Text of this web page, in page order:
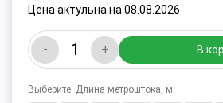
Цена актульна на 08.08.2026
- + В
Выберите: Длина метроштока, м